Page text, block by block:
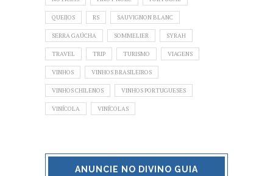
QUEIJOS RS SAUVIGNON BLANC
SERRA GAÚCHA SOMMELIER SYRAH
TRAVEL TRIP TURISMO VIAGENS
VINHOS VINHOS BRASILEIROS
VINHOS CHILENOS VINHOS PORTUGUESES
VINÍCOLA VINÍCOLAS
ANUNCIE NO DIVINO GUIA